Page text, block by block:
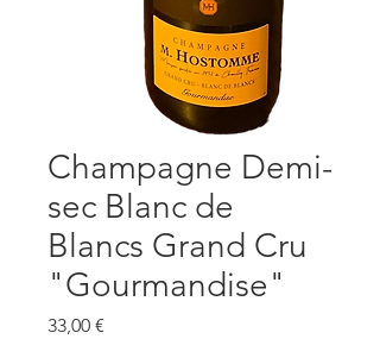
Champagne Demi-
sec Blanc de
Blancs Grand Cru
"Gourmandise"
33,00 €